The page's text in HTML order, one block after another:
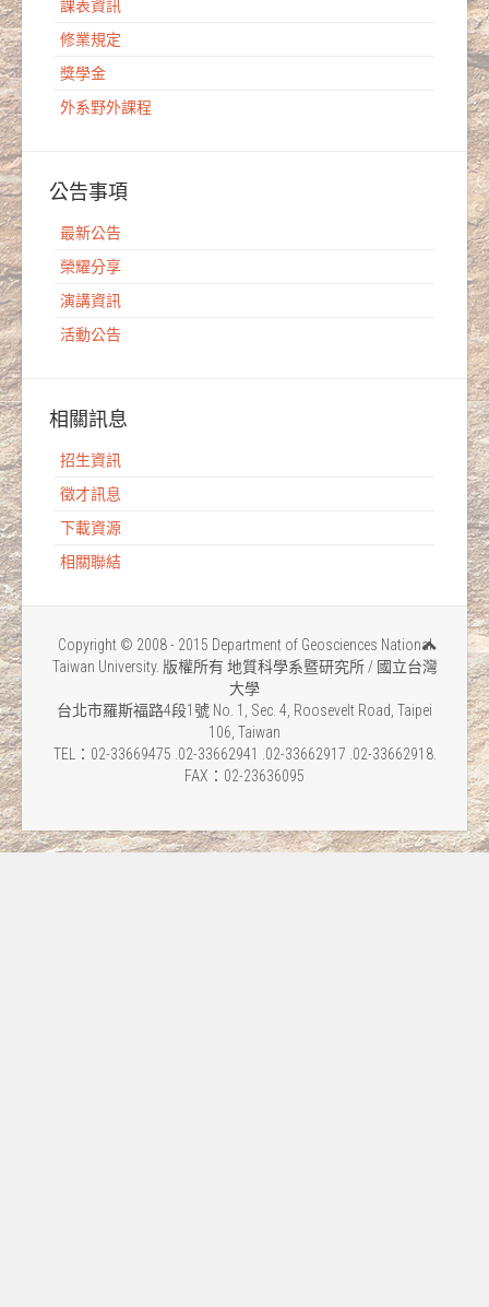
課表資訊
修業規定
獎學金
外系野外課程
公告事項
最新公告
榮耀分享
演講資訊
活動公告
相關訊息
招生資訊
徵才訊息
下載資源
相關聯結
Copyright © 2008 - 2015 Department of Geosciences National
Taiwan University. 版權所有 地質科學系暨研究所 / 國立台灣
大學
台北市羅斯福路4段1號 No. 1, Sec. 4, Roosevelt Road, Taipei
106, Taiwan
TEL：02-33669475 .02-33662941 .02-33662917 .02-33662918.
FAX：02-23636095